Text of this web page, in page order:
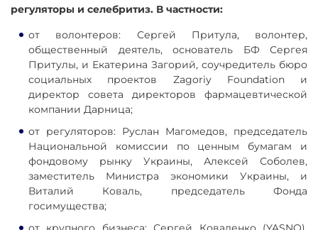
регуляторы и селебритиз. В частности:
от волонтеров: Сергей Притула, волонтер,
общественный деятель, основатель БФ Сергея
Притулы, и Екатерина Загорий, соучредитель бюро
социальных проектов Zagoriy Foundation и
директор совета директоров фармацевтической
компании Дарница;
от регуляторов: Руслан Магомедов, председатель
Национальной комиссии по ценным бумагам и
фондовому рынку Украины, Алексей Соболев,
заместитель Министра экономики Украины, и
Виталий Коваль, председатель Фонда
госимущества;